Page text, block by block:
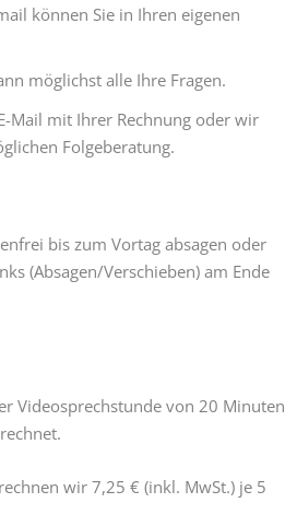
können Sie in Ihren eigenen
möglichst alle Ihre Fragen.
Mail mit Ihrer Rechnung oder wir
Folgeberatung.
bis zum Vortag absagen oder
(Absagen/Verschieben) am Ende
Videosprechstunde von 20 Minuten
wir 7,25 € (inkl. MwSt.) je 5